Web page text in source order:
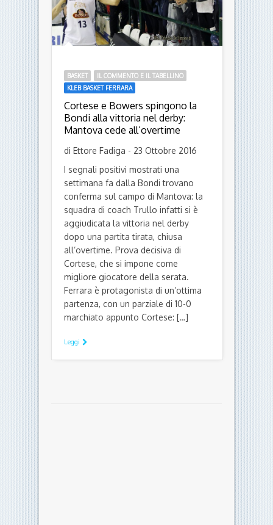
BASKET
IL COMMENTO E IL TABELLINO
KLEB BASKET FERRARA
Cortese e Bowers spingono la
Bondi alla vittoria nel derby:
Mantova cede all’overtime
di Ettore Fadiga - 23 Ottobre 2016
I segnali positivi mostrati una
settimana fa dalla Bondi trovano
conferma sul campo di Mantova: la
squadra di coach Trullo infatti si è
aggiudicata la vittoria nel derby
all’overtime. Prova decisiva di